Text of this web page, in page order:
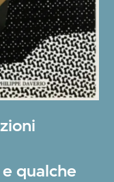
qualche